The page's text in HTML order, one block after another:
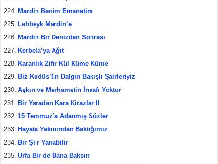
Mardin Benim Emanetim
Lebbeyk Mardin’e
Mardin Bir Denizden Sonrası
Kerbela’ya Ağıt
Karanlık Zifir Kül Küme Küme
Biz Kudüs’ün Dalgın Bakışlı Şairleriyiz
Aşkın ve Merhametin İnsafı Yoktur
Bir Yaradan Kara Kirazlar II
15 Temmuz’a Adanmış Sözler
Hayata Yakınından Baktığımız
Bir Şiir Yanabilir
Urfa Bir de Bana Baksın